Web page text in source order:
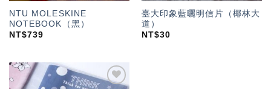
NTU MOLESKINE
NOTEBOOK（黑）
NT$739
臺大印象藍曬明信片（椰林大
道）
NT$30